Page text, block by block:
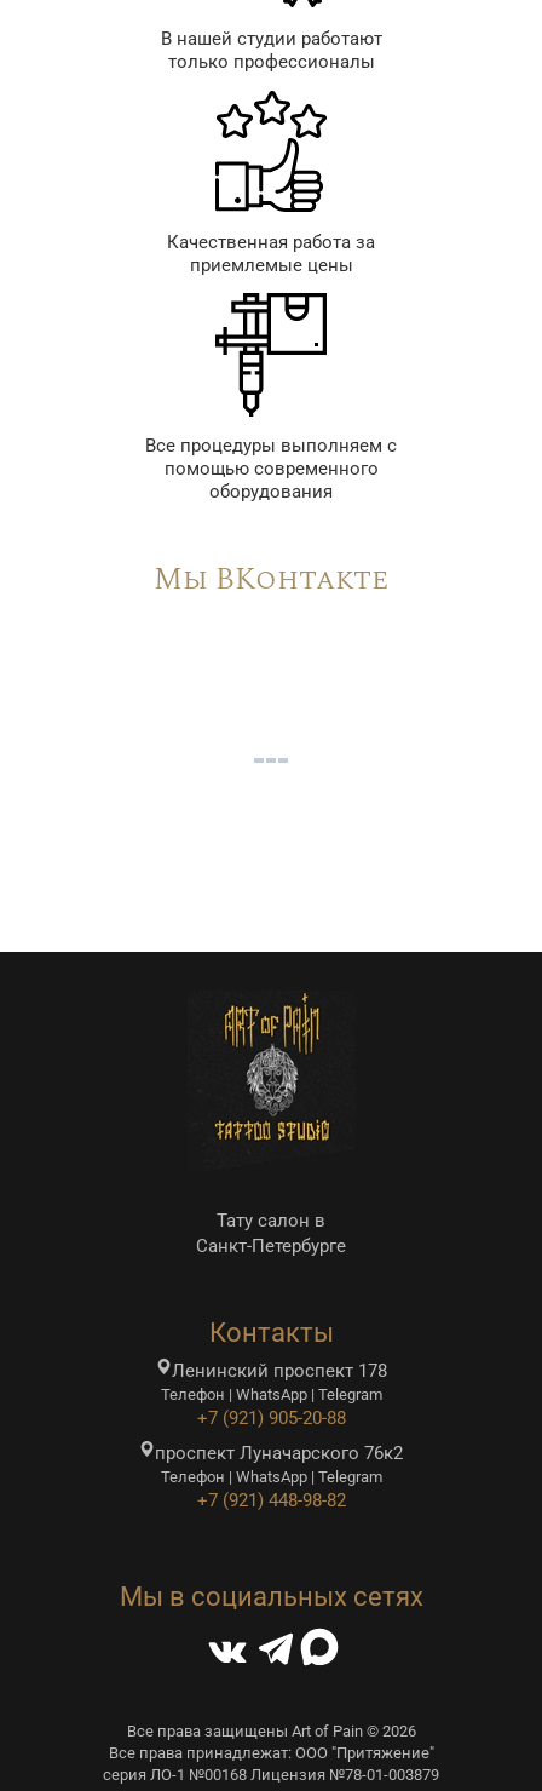
В нашей студии работают
только профессионалы
Качественная работа за
приемлемые цены
Все процедуры выполняем с
помощью современного
оборудования
Мы ВКонтакте
Тату салон в
Санкт-Петербурге
Контакты
Ленинский проспект 178
Телефон | WhatsApp | Telegram
+7 (921) 905-20-88
проспект Луначарского 76к2
Телефон | WhatsApp | Telegram
+7 (921) 448-98-82
Мы в социальных сетях
Все права защищены Art of Pain © 2026
Все права принадлежат: ООО "Притяжение"
серия ЛО-1 №00168 Лицензия №78-01-003879